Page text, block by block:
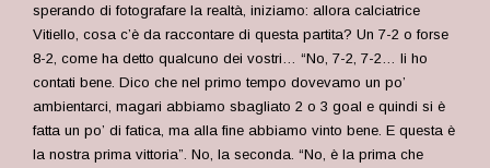
sperando di fotografare la realtà, iniziamo: allora calciatrice
Vitiello, cosa c’è da raccontare di questa partita? Un 7-2 o forse
8-2, come ha detto qualcuno dei vostri… “No, 7-2, 7-2… li ho
contati bene. Dico che nel primo tempo dovevamo un po’
ambientarci, magari abbiamo sbagliato 2 o 3 goal e quindi si è
fatta un po’ di fatica, ma alla fine abbiamo vinto bene. E questa è
la nostra prima vittoria”. No, la seconda. “No, è la prima che